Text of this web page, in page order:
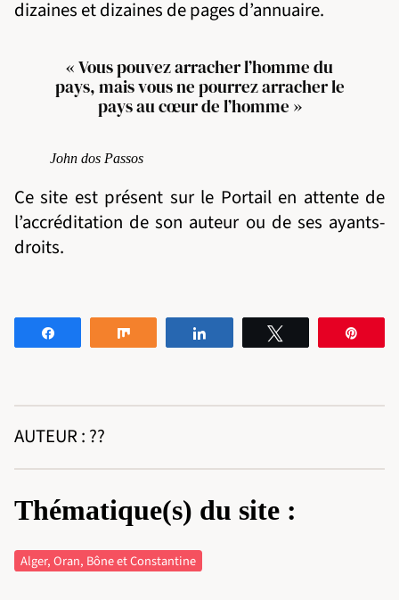
dizaines et dizaines de pages d’annuaire.
« Vous pouvez arracher l’homme du
pays, mais vous ne pourrez arracher le
pays au cœur de l’homme »
John dos Passos
Ce site est présent sur le Portail en attente de
l’accréditation de son auteur ou de ses ayants-
droits.
AUTEUR : ??
Thématique(s) du site :
Alger, Oran, Bône et Constantine